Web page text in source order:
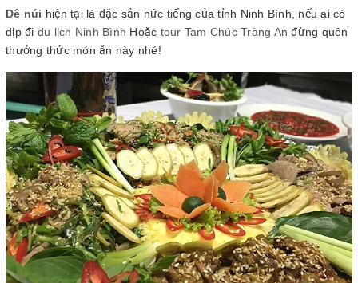
Dê núi hiện tại là đặc sản nức tiếng của tỉnh Ninh Bình, nếu ai có
dịp đi du lịch Ninh Bình Hoặc tour Tam Chúc Tràng An đừng quên
thưởng thức món ăn này nhé!